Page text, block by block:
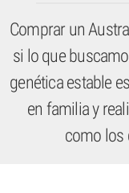
Comprar un
si lo que
genética estable
en familia y
como los